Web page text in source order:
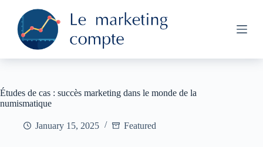
n
t
Études de cas : succès marketing dans le monde de la
numismatique
January 15, 2025 Featured